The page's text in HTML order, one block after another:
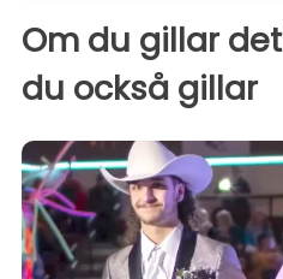
Om du gillar
du också gillar